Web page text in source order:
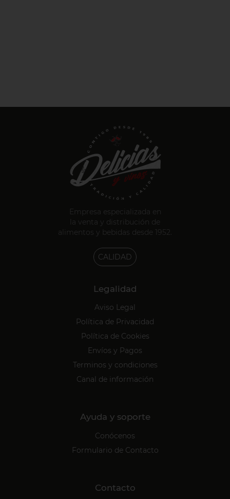
Empresa especializada en
la venta y distribución de
alimentos y bebidas desde 1952.
CALIDAD
Legalidad
Aviso Legal
Política de Privacidad
Política de Cookies
Envíos y Pagos
Terminos y condiciones
Canal de información
Ayuda y soporte
Conócenos
Formulario de Contacto
Contacto